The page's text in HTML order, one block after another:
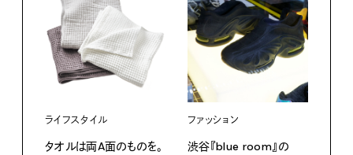
ライフスタイル
タオルは両A面のものを。
ファッション
渋⾕『blue room』の